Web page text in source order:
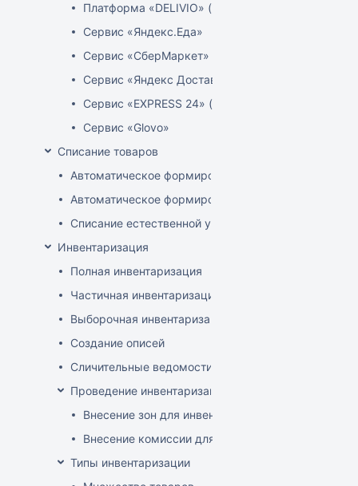
Платформа «DELIVIO» (Беларусь)
Сервис «Яндекс.Еда»
Сервис «СберМаркет»
Сервис «Яндекс Доставка»
Сервис «EXPRESS 24» (Узбекистан)
Сервис «Glovo»
Списание товаров
Автоматическое формирование акта расценки для
Автоматическое формирование документов
Списание естественной убыли
Инвентаризация
Полная инвентаризация
Частичная инвентаризация
Выборочная инвентаризация
Создание описей
Сличительные ведомости
Проведение инвентаризации по зонам и комиссиям
Внесение зон для инвентаризации
Внесение комиссии для инвентаризации
Типы инвентаризации